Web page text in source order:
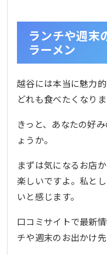
ランチや週末
ラーメン
越谷には本当に魅力
どれも食べたくなりま
きっと、あなたの好
ょうか。
まずは気になるお店
楽しいですよ。私と
いと感じます。
口コミサイトで最新
チや週末のお出かけ